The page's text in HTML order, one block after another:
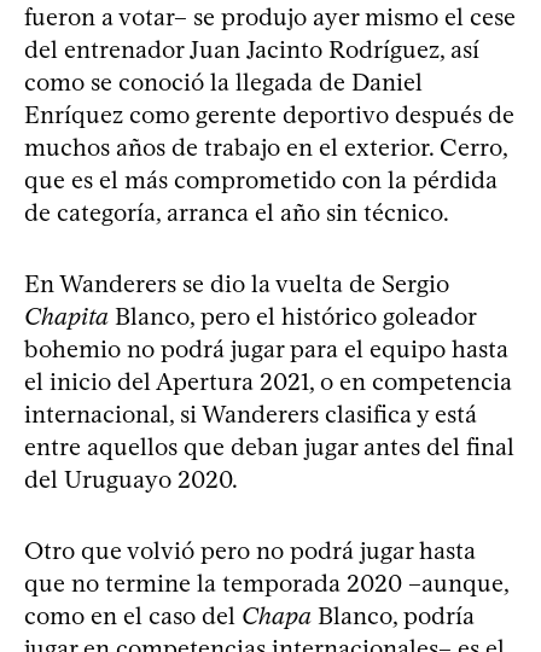
fueron a votar– se produjo ayer mismo el cese
del entrenador Juan Jacinto Rodríguez, así
como se conoció la llegada de Daniel
Enríquez como gerente deportivo después de
muchos años de trabajo en el exterior. Cerro,
que es el más comprometido con la pérdida
de categoría, arranca el año sin técnico.
En Wanderers se dio la vuelta de Sergio
Chapita Blanco, pero el histórico goleador
bohemio no podrá jugar para el equipo hasta
el inicio del Apertura 2021, o en competencia
internacional, si Wanderers clasifica y está
entre aquellos que deban jugar antes del final
del Uruguayo 2020.
Otro que volvió pero no podrá jugar hasta
que no termine la temporada 2020 –aunque,
como en el caso del Chapa Blanco, podría